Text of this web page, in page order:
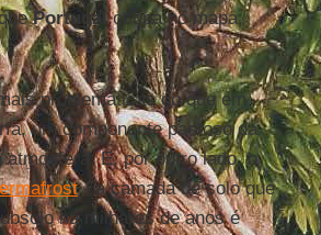
Portugalocupa no mapa,
problemáticas do que em
um componente pastoso da
E, por outro lado, o
- a camada de solo que
há milhares de anos é